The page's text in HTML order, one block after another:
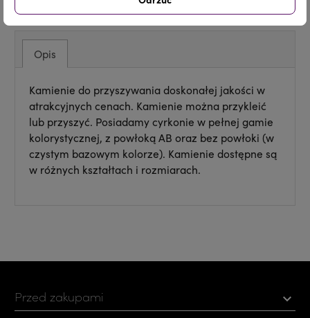
Opis
Kamienie do przyszywania doskonałej jakości w
atrakcyjnych cenach. Kamienie można przykleić
lub przyszyć. Posiadamy cyrkonie w pełnej gamie
kolorystycznej, z powłoką AB oraz bez powłoki (w
czystym bazowym kolorze). Kamienie dostępne są
w różnych kształtach i rozmiarach.
Przed zakupami 